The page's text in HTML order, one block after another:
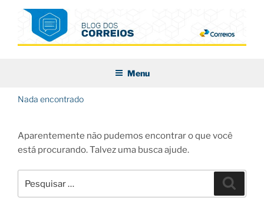
conteúdo
Menu
Nada encontrado
Aparentemente não pudemos encontrar o que você
está procurando. Talvez uma busca ajude.
por: